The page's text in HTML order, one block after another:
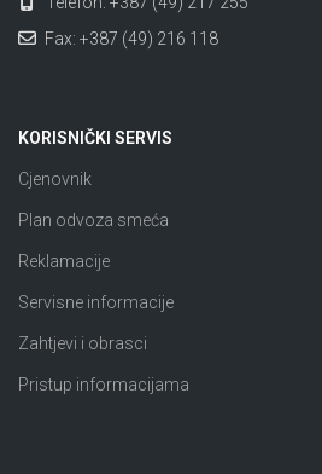
Fax: +387 (49) 216 118
KORISNIČKI SERVIS
Cjenovnik
Plan odvoza smeća
Reklamacije
Servisne informacije
Zahtjevi i obrasci
Pristup informacijama